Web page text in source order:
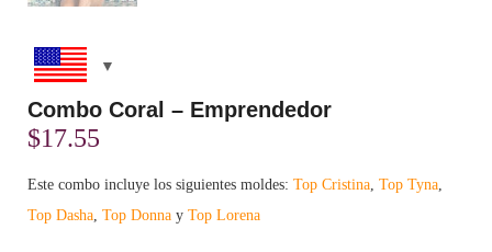
Combo Coral – Emprendedor
$17.55
Este combo incluye los siguientes moldes: Top Cristina Top Tyna
Top Dasha Top Donna y Top Lorena